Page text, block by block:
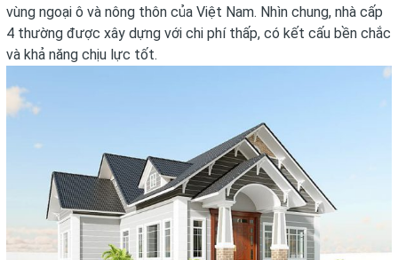
vùng ngoại ô và nông thôn của Việt Nam. Nhìn chung, nhà cấp
4 thường được xây dựng với chi phí thấp, có kết cấu bền chắc
và khả năng chịu lực tốt.